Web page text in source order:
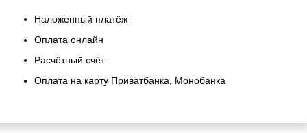
Наложенный платёж
Оплата онлайн
Расчётный счёт
Оплата на карту Приватбанка, Монобанка